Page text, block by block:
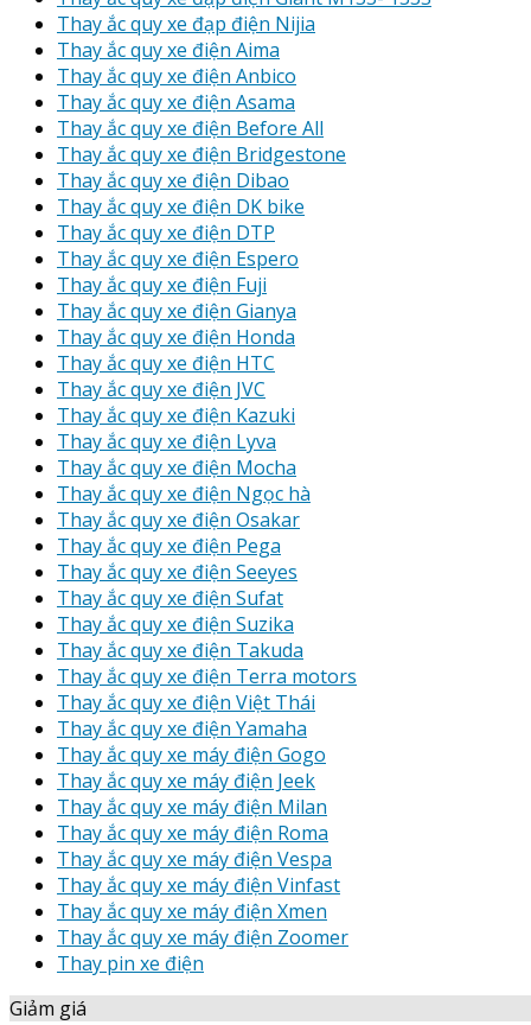
Thay ắc quy xe đạp điện Nijia
Thay ắc quy xe điện Aima
Thay ắc quy xe điện Anbico
Thay ắc quy xe điện Asama
Thay ắc quy xe điện Before All
Thay ắc quy xe điện Bridgestone
Thay ắc quy xe điện Dibao
Thay ắc quy xe điện DK bike
Thay ắc quy xe điện DTP
Thay ắc quy xe điện Espero
Thay ắc quy xe điện Fuji
Thay ắc quy xe điện Gianya
Thay ắc quy xe điện Honda
Thay ắc quy xe điện HTC
Thay ắc quy xe điện JVC
Thay ắc quy xe điện Kazuki
Thay ắc quy xe điện Lyva
Thay ắc quy xe điện Mocha
Thay ắc quy xe điện Ngọc hà
Thay ắc quy xe điện Osakar
Thay ắc quy xe điện Pega
Thay ắc quy xe điện Seeyes
Thay ắc quy xe điện Sufat
Thay ắc quy xe điện Suzika
Thay ắc quy xe điện Takuda
Thay ắc quy xe điện Terra motors
Thay ắc quy xe điện Việt Thái
Thay ắc quy xe điện Yamaha
Thay ắc quy xe máy điện Gogo
Thay ắc quy xe máy điện Jeek
Thay ắc quy xe máy điện Milan
Thay ắc quy xe máy điện Roma
Thay ắc quy xe máy điện Vespa
Thay ắc quy xe máy điện Vinfast
Thay ắc quy xe máy điện Xmen
Thay ắc quy xe máy điện Zoomer
Thay pin xe điện
Giảm giá